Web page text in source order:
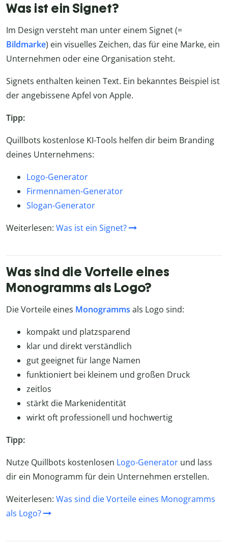
Was ist ein Signet?
Im Design versteht man unter einem Signet (=
Bildmarke) ein visuelles Zeichen, das für eine Marke, ein
Unternehmen oder eine Organisation steht.
Signets enthalten keinen Text. Ein bekanntes Beispiel ist
der angebissene Apfel von Apple.
Tipp:
Quillbots kostenlose KI-Tools helfen dir beim Branding
deines Unternehmens:
Logo-Generator
Firmennamen-Generator
Slogan-Generator
Weiterlesen: Was ist ein Signet?
Was sind die Vorteile eines
Monogramms als Logo?
DieVorteile eines Monogramms als Logo sind:
kompakt und platzsparend
klar und direkt verständlich
gut geeignet für lange Namen
funktioniert bei kleinem und großen Druck
zeitlos
stärkt die Markenidentität
wirkt oft professionell und hochwertig
Tipp:
Nutze Quillbots kostenlosen Logo-Generator und lass
dir ein Monogramm für dein Unternehmen erstellen.
Weiterlesen: Was sind die Vorteile eines Monogramms
als Logo?